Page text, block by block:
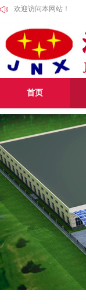
欢迎访问本网站！
首页